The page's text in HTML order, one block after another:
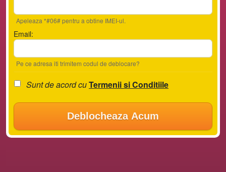
Apeleaza *#06# pentru a obtine IMEI-ul.
Email:
Pe ce adresa iti trimitem codul de deblocare?
Sunt de acord cuTermenii si Conditiile
Deblocheaza Acum